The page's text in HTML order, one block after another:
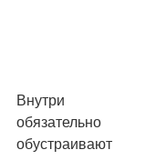
Внутри
обязательно
обустраивают